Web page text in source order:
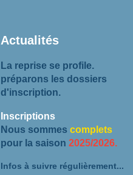
Actualités
La reprise se profile.
préparons les dossiers
d'inscription.
Inscriptions
Nous sommes complets
pour la saison 2025/2026.
Infos à suivre régulièrement...